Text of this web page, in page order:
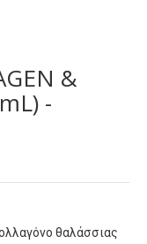
&
-
θαλάσσιας